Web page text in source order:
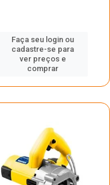
Faça seu login ou
cadastre-se para
ver preços e
comprar